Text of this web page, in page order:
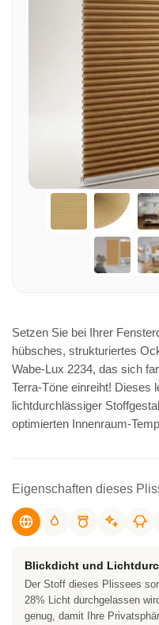
Setzen Sie bei Ihrer
hübsches, strukturiertes
Wabe-Lux 2234, das sich
Terra-Töne einreiht! Dieses
lichtdurchlässiger
optimierten Innenraum-
Eigenschaften dieses
Blickdicht und
Der Stoff dieses Plissees
28% Licht durchgelassen
genug, damit Ihre